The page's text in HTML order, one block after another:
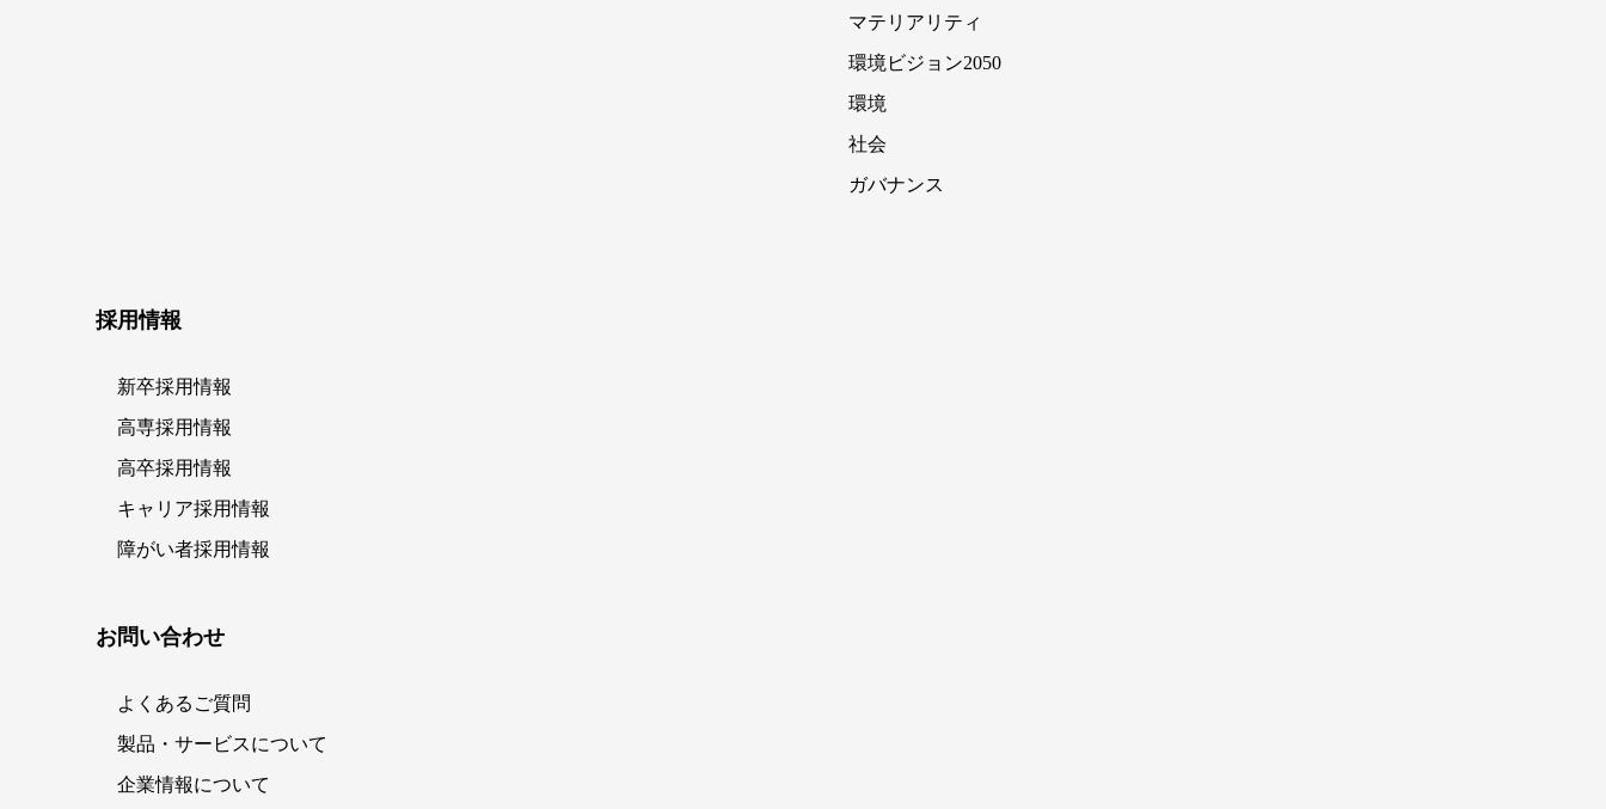
マテリアリティ
環境ビジョン2050
環境
社会
ガバナンス
採用情報
新卒採用情報
高専採用情報
高卒採用情報
キャリア採用情報
障がい者採用情報
お問い合わせ
よくあるご質問
製品・サービスについて
企業情報について